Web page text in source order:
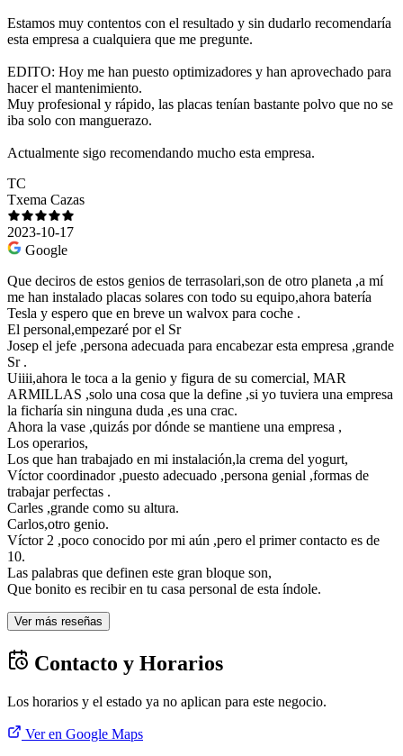
Estamos muy contentos con el resultado y sin dudarlo recomendaría
esta empresa a cualquiera que me pregunte.
EDITO: Hoy me han puesto optimizadores y han aprovechado para
hacer el mantenimiento.
Muy profesional y rápido, las placas tenían bastante polvo que no se
iba solo con manguerazo.
Actualmente sigo recomendando mucho esta empresa.
TC
Txema Cazas
2023-10-17
Google
Que deciros de estos genios de terrasolari,son de otro planeta ,a mí
me han instalado placas solares con todo su equipo,ahora batería
Tesla y espero que en breve un walvox para coche .
El personal,empezaré por el Sr
Josep el jefe ,persona adecuada para encabezar esta empresa ,grande
Sr .
Uiiii,ahora le toca a la genio y figura de su comercial, MAR
ARMILLAS ,solo una cosa que la define ,si yo tuviera una empresa
la ficharía sin ninguna duda ,es una crac.
Ahora la vase ,quizás por dónde se mantiene una empresa ,
Los operarios,
Los que han trabajado en mi instalación,la crema del yogurt,
Víctor coordinador ,puesto adecuado ,persona genial ,formas de
trabajar perfectas .
Carles ,grande como su altura.
Carlos,otro genio.
Víctor 2 ,poco conocido por mi aún ,pero el primer contacto es de
10.
Las palabras que definen este gran bloque son,
Que bonito es recibir en tu casa personal de esta índole.
Ver más reseñas
Contacto y Horarios
Los horarios y el estado ya no aplican para este negocio.
Ver en Google Maps